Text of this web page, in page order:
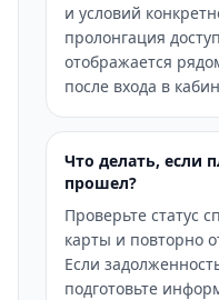
и условий
пролонгация
отображается
после входа в
Что делать, если
прошел?
Проверьте статус
карты и повторно
Если
подготовьте